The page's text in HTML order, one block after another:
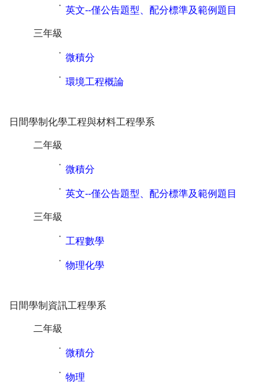
˙ 英文--僅公告題型、配分標準及範例題目
三年級
˙ 微積分
˙ 環境工程概論
日間學制化學工程與材料工程學系
二年級
˙ 微積分
˙ 英文--僅公告題型、配分標準及範例題目
三年級
˙ 工程數學
˙ 物理化學
日間學制資訊工程學系
二年級
˙ 微積分
˙ 物理